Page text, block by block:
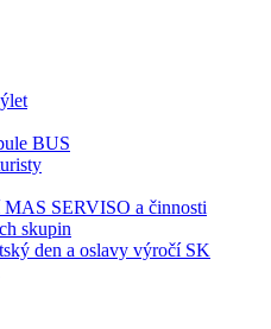
BUS
MAS SERVISO a činnosti
skupin
den a oslavy výročí SK